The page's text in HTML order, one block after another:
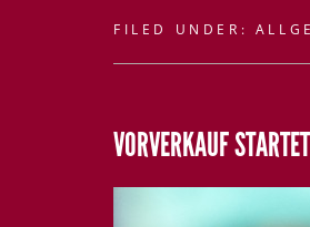
FILED UNDER:
VORVERKAUF